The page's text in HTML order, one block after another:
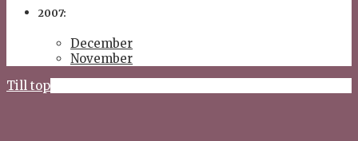
2007:
December
November
Till top